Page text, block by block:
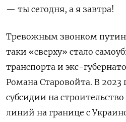
— ты сегодня, а я завтра!
Тревожным звонком
таки «сверху» стало
транспорта и экс-
Романа Старовойта. В 2023
субсидии на
линий на границе с